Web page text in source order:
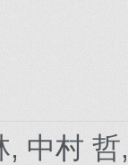
中村